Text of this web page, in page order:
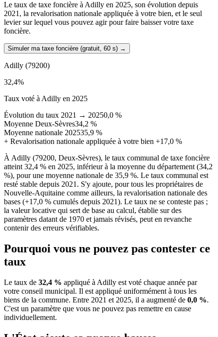
Le taux de taxe foncière à Adilly en 2025, son évolution depuis
2021, la revalorisation nationale appliquée à votre bien, et le seul
levier sur lequel vous pouvez agir pour faire baisser votre taxe
foncière.
Simuler ma taxe foncière (gratuit, 60 s) →
Adilly (79200)
32,4%
Taux voté à Adilly en 2025
Évolution du taux 2021 → 20250,0 %
Moyenne Deux-Sèvres34,2 %
Moyenne nationale 202535,9 %
+ Revalorisation nationale appliquée à votre bien +17,0 %
À Adilly (79200, Deux-Sèvres), le taux communal de taxe foncière
atteint 32,4 % en 2025, inférieur à la moyenne du département (34,2
%), pour une moyenne nationale de 35,9 %. Le taux communal est
resté stable depuis 2021. S'y ajoute, pour tous les propriétaires de
Nouvelle-Aquitaine comme ailleurs, la revalorisation nationale des
bases (+17,0 % cumulés depuis 2021). Le taux ne se conteste pas ;
la valeur locative qui sert de base au calcul, établie sur des
paramètres datant de 1970 et jamais révisés, peut en revanche
contenir des erreurs vérifiables.
Pourquoi vous ne pouvez pas contester ce
taux
Le taux de 32,4 % appliqué à Adilly est voté chaque année par
votre conseil municipal. Il est appliqué uniformément à tous les
biens de la commune. Entre 2021 et 2025, il a augmenté de 0,0 %.
C'est un paramètre que vous ne pouvez pas remettre en cause
individuellement.